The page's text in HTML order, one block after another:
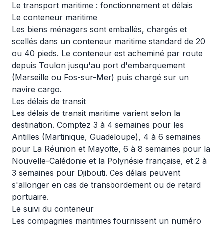
Le transport maritime : fonctionnement et délais
Le conteneur maritime
Les biens ménagers sont emballés, chargés et
scellés dans un conteneur maritime standard de 20
ou 40 pieds. Le conteneur est acheminé par route
depuis Toulon jusqu'au port d'embarquement
(Marseille ou Fos-sur-Mer) puis chargé sur un
navire cargo.
Les délais de transit
Les délais de transit maritime varient selon la
destination. Comptez 3 à 4 semaines pour les
Antilles (Martinique, Guadeloupe), 4 à 6 semaines
pour La Réunion et Mayotte, 6 à 8 semaines pour la
Nouvelle-Calédonie et la Polynésie française, et 2 à
3 semaines pour Djibouti. Ces délais peuvent
s'allonger en cas de transbordement ou de retard
portuaire.
Le suivi du conteneur
Les compagnies maritimes fournissent un numéro